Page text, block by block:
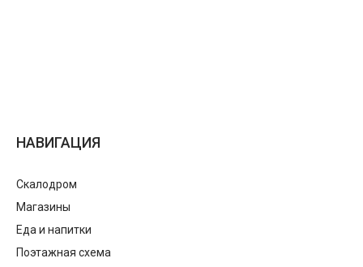
НАВИГАЦИЯ
Скалодром
Магазины
Еда и напитки
Поэтажная схема